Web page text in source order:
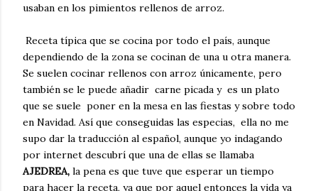
usaban en los pimientos rellenos de arroz.
Receta típica que se cocina por todo el país, aunque
dependiendo de la zona se cocinan de una u otra manera.
Se suelen cocinar rellenos con arroz únicamente, pero
también se le puede añadir carne picada y es un plato
que se suele poner en la mesa en las fiestas y sobre todo
en Navidad. Así que conseguidas las especias, ella no me
supo dar la traducción al español, aunque yo indagando
por internet descubrí que una de ellas se llamaba
AJEDREA, la pena es que tuve que esperar un tiempo
para hacer la receta, ya que por aquel entonces la vida ya